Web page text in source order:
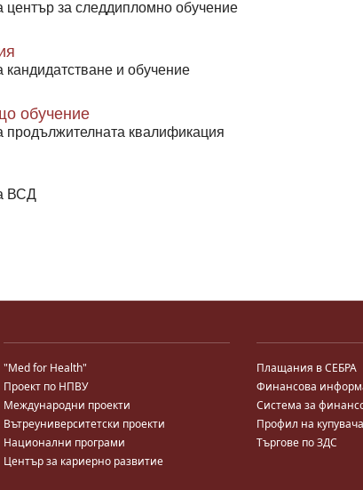
за следдипломно обучение
и обучение
обучение
квалификация
ВСД
"Med for Health"
Проект по НПВУ
Международни проекти
Вътреуниверситетски проекти
Национални програми
Център за кариерно развитие
Плащания в СЕБРА
Финансова
Система за
Профил на купувача
Търгове по ЗДС